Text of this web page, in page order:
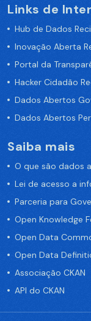
Links de
Hub de Dados
Inovação Aberta
Portal da
Hacker Cidadão
Dados Abertos
Dados Abertos
Saiba mais
O que são dados
Lei de acesso a
Parceria para
Open Knowledge
Open Data
Open Data
Associação CKAN
API do CKAN